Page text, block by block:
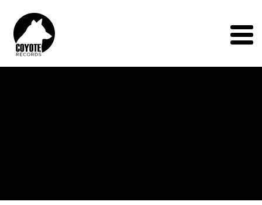
Records
Menu